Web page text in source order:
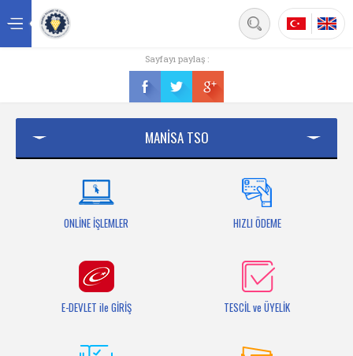
Üyelik
Bilgi Bankası
Sayfayı paylaş :
MANİSA TSO
ONLİNE İŞLEMLER HIZLI ÖDEME
E-DEVLET ile GİRİŞ TESCİL ve ÜYELİK